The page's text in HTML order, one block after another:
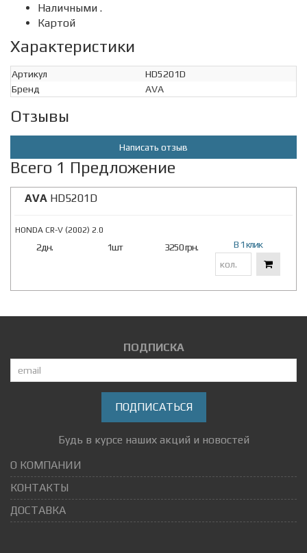
Наличными .
Картой
Характеристики
Артикул
HD5201D
Бренд
AVA
Отзывы
Написать отзыв
Всего 1 Предложение
AVA HD5201D
HONDA CR-V (2002) 2.0
2дн. 1шт 3250 грн. В 1 клик
ПОДПИСКА
ПОДПИСАТЬСЯ
Будь в курсе наших акций и новостей
О КОМПАНИИ
КОНТАКТЫ
ДОСТАВКА